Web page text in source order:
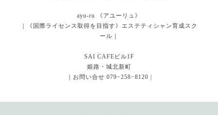
ayu-ru 《アユーリュ》
｜《国際ライセンス取得を目指す》エステティシャン育成スク
ール｜
SAI CAFEビル1F
姫路・城北新町
｜お問い合せ 079−258−8120 |